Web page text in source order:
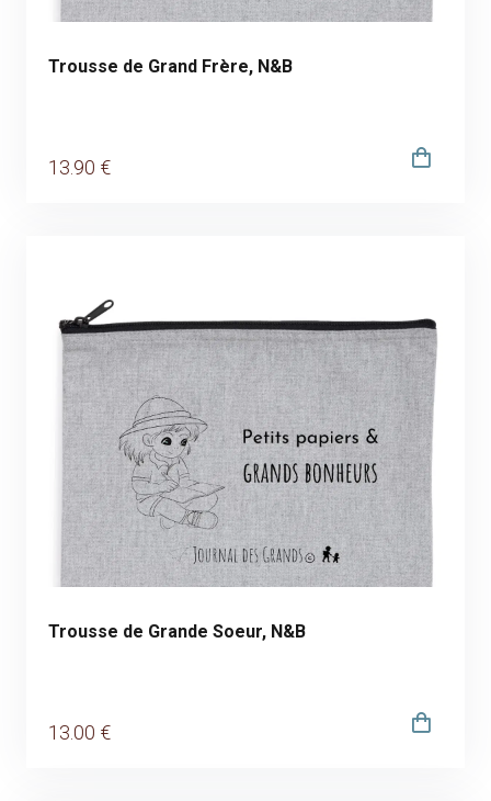
Trousse de Grand Frère, N&B
13 .90 €
Trousse de Grande Soeur, N&B
13.00 €